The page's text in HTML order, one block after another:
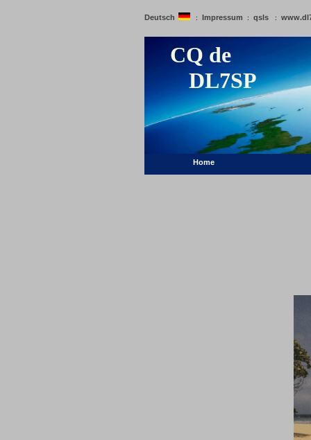
Deutsch : Impressum : qsls :
CQ de
DL7SP
Home